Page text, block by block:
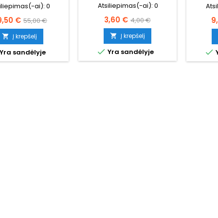
ai): 0
€ Bazinė
kaina
55,00 €
 Į krepšelį
Yra sandėlyje
Atsiliepimas(-ai): 0
Kaina
3,60 € Bazinė
kaina
4,00 €
 Į krepšelį
 Yra sandėlyje 